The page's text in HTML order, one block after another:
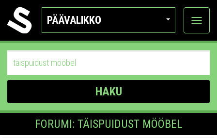
PÄÄVALIKKO
Näytä
HAKU
FORUMI: TÄISPUIDUST MÖÖBEL